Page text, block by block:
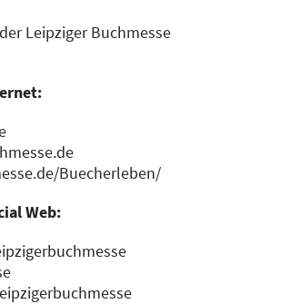
Leipziger Buchmesse
Buecherleben/
Web: